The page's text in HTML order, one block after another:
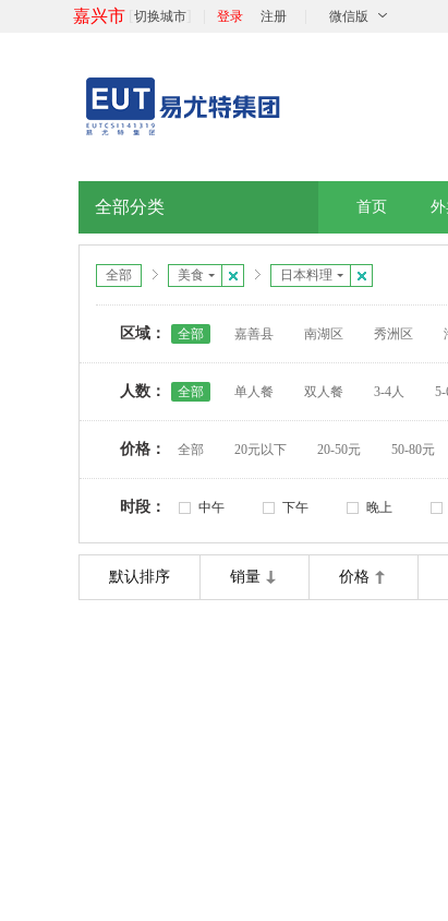
嘉兴市 切换城市 登录 注册 微信版
全部分类 首页
全部 美食 日本料理
区域： 全部 嘉善县 南湖区 秀洲区
人数： 全部 单人餐 双人餐 3-4人 5-
价格： 全部 20元以下 20-50元 50-80元
时段： 中午 下午 晚上
默认排序 销量 价格